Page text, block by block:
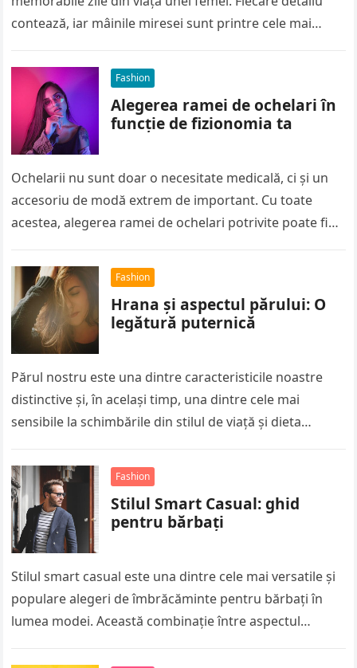
contează, iar mâinile miresei sunt printre cele mai
Fashion
Alegerea ramei de ochelari în
funcție de fizionomia ta
Ochelarii nu sunt doar o necesitate medicală, ci și un
accesoriu de modă extrem de important. Cu toate
acestea, alegerea ramei de ochelari potrivite poate fi
Fashion
Hrana și aspectul părului: O
legătură puternică
Părul nostru este una dintre caracteristicile noastre
distinctive și, în același timp, una dintre cele mai
sensibile la schimbările din stilul de viață și dieta
Fashion
Stilul Smart Casual: ghid
pentru bărbați
Stilul smart casual este una dintre cele mai versatile și
populare alegeri de îmbrăcăminte pentru bărbați în
lumea modei. Această combinație între aspectul